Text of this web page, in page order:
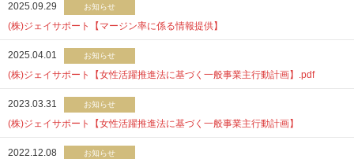
2025.09.29 お知らせ
(株)ジェイサポート【マージン率に係る情報提供】
2025.04.01 お知らせ
(株)ジェイサポート【女性活躍推進法に基づく一般事業主行動計画】.pdf
2023.03.31 お知らせ
(株)ジェイサポート【女性活躍推進法に基づく一般事業主行動計画】
2022.12.08 お知らせ